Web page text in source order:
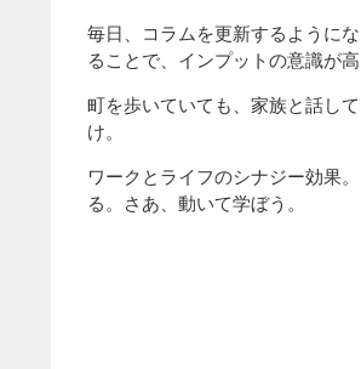
毎日、コラムを更新するように
ることで、インプットの意識が高
町を歩いていても、家族と話し
け。
ワークとライフのシナジー効果
る。さあ、動いて学ぼう。